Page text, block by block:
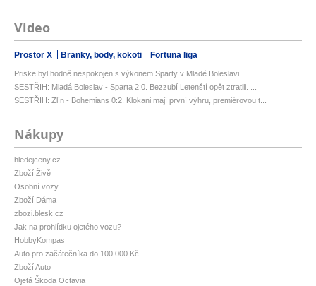
Video
Prostor X Branky, body, kokoti Fortuna liga
Priske byl hodně nespokojen s výkonem Sparty v Mladé Boleslavi
SESTŘIH: Mladá Boleslav - Sparta 2:0. Bezzubí Letenští opět ztratili. ...
SESTŘIH: Zlín - Bohemians 0:2. Klokani mají první výhru, premiérovou t...
Nákupy
hledejceny.cz
Zboží Živě
Osobní vozy
Zboží Dáma
zbozi.blesk.cz
Jak na prohlídku ojetého vozu?
HobbyKompas
Auto pro začátečníka do 100 000 Kč
Zboží Auto
Ojetá Škoda Octavia